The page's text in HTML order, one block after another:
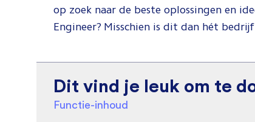
op zoek naar de beste oplossingen en
Engineer? Misschien is dit dan hét
Dit vind je leuk om te
Functie-inhoud